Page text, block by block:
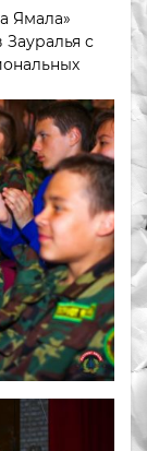
Ямала»
с